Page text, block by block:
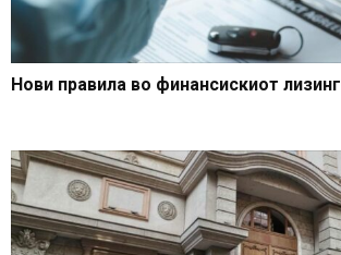
Нови правила во финансискиот лизинг